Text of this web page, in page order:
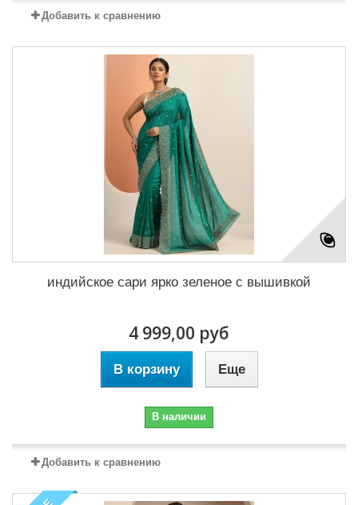
Добавить к сравнению
индийское сари ярко зеленое с вышивкой
4 999,00 руб
В корзину Еще
В наличии
Добавить к сравнению